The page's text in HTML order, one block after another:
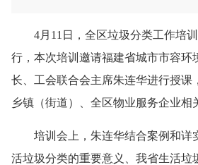
4月11日，全区垃圾分类工作培训
行，本次培训邀请福建省城市市容环
长、工会联合会主席朱连华进行授课
乡镇（街道）、全区物业服务企业相
培训会上，朱连华结合案例和详
活垃圾分类的重要意义、我省生活垃